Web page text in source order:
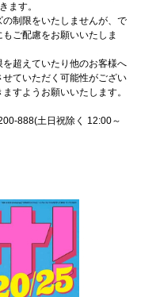
ます。
制限をいたしませんが、で
ご配慮をお願いいたしま
超えていたり他のお客様へ
ていただく可能性がござい
すようお願いいたします。
888(土日祝除く 12:00～